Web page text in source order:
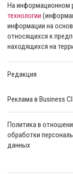
На информационном
технологии
информации на
относящихся к
находящихся на
Редакция
Реклама в Business
Политика в
обработки
данных